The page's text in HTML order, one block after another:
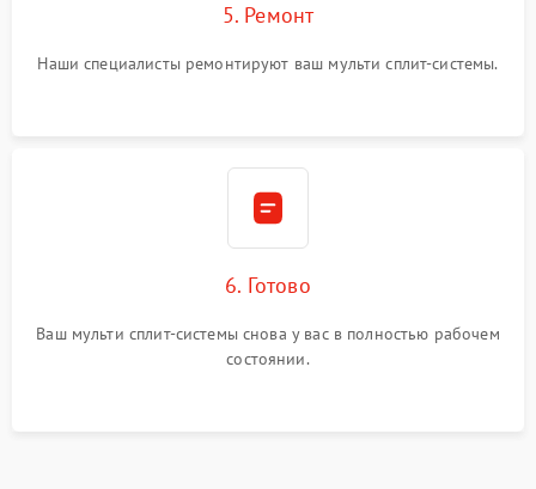
5. Ремонт
Наши специалисты ремонтируют ваш мульти сплит-системы.
6. Готово
Ваш мульти сплит-системы снова у вас в полностью рабочем
состоянии.